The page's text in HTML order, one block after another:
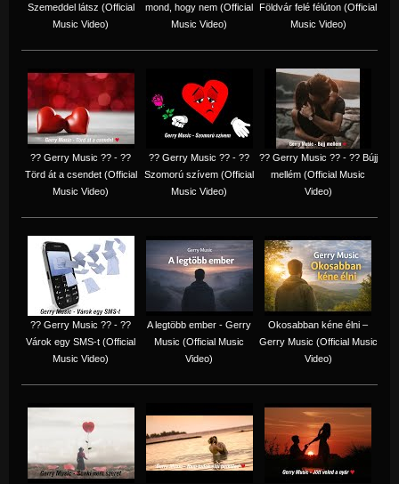
Szemeddel látsz (Official
Music Video)
mond, hogy nem (Official
Music Video)
Földvár felé félúton (Official
Music Video)
?? Gerry Music ?? - ??
Törd át a csendet (Official
Music Video)
?? Gerry Music ?? - ??
Szomorú szívem (Official
Music Video)
?? Gerry Music ?? - ?? Bújj
mellém (Official Music
Video)
?? Gerry Music ?? - ??
Várok egy SMS-t (Official
Music Video)
A legtöbb ember - Gerry
Music (Official Music
Video)
Okosabban kéne élni –
Gerry Music (Official Music
Video)